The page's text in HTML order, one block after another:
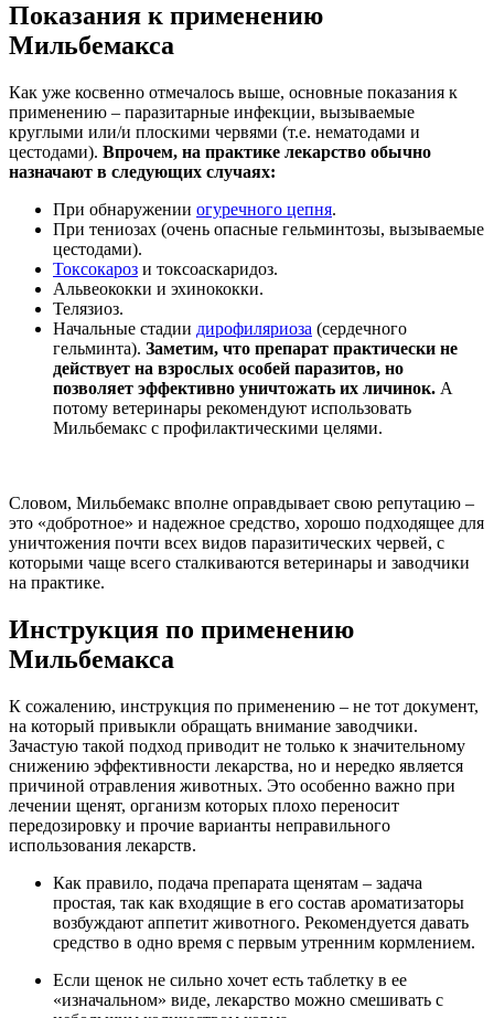
Показания к применению
Мильбемакса
Как уже косвенно отмечалось выше, основные показания к
применению – паразитарные инфекции, вызываемые
круглыми или/и плоскими червями (т.е. нематодами и
цестодами). Впрочем, на практике лекарство обычно
назначают в следующих случаях:
При обнаружении огуречного цепня.
При тениозах (очень опасные гельминтозы, вызываемые
цестодами).
Токсокароз и токсоаскаридоз.
Альвеококки и эхинококки.
Телязиоз.
Начальные стадии дирофиляриоза (сердечного
гельминта). Заметим, что препарат практически не
действует на взрослых особей паразитов, но
позволяет эффективно уничтожать их личинок. А
потому ветеринары рекомендуют использовать
Мильбемакс с профилактическими целями.
Словом, Мильбемакс вполне оправдывает свою репутацию –
это «добротное» и надежное средство, хорошо подходящее для
уничтожения почти всех видов паразитических червей, с
которыми чаще всего сталкиваются ветеринары и заводчики
на практике.
Инструкция по применению
Мильбемакса
К сожалению, инструкция по применению – не тот документ,
на который привыкли обращать внимание заводчики.
Зачастую такой подход приводит не только к значительному
снижению эффективности лекарства, но и нередко является
причиной отравления животных. Это особенно важно при
лечении щенят, организм которых плохо переносит
передозировку и прочие варианты неправильного
использования лекарств.
Как правило, подача препарата щенятам – задача
простая, так как входящие в его состав ароматизаторы
возбуждают аппетит животного. Рекомендуется давать
средство в одно время с первым утренним кормлением.
Если щенок не сильно хочет есть таблетку в ее
«изначальном» виде, лекарство можно смешивать с